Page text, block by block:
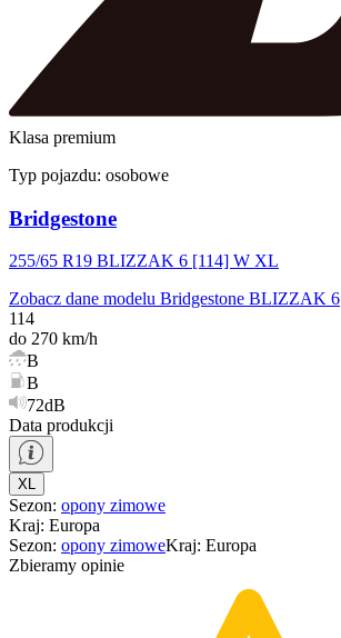
Klasa premium
Typ pojazdu: osobowe
Bridgestone
255/65 R19 BLIZZAK 6 [114] W XL
Zobacz dane modelu Bridgestone BLIZZAK 6
114
do 270 km/h
B
B
72dB
Data produkcji
XL
Sezon: opony zimowe
Kraj: Europa
Sezon: opony zimoweKraj: Europa
Zbieramy opinie